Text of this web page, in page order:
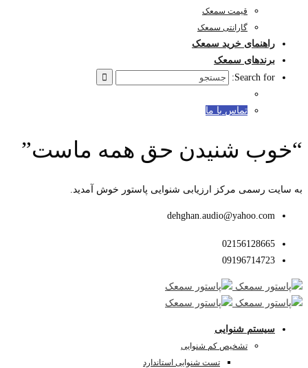
قیمت سمعک
گارانتی سمعک
راهنمای خرید سمعک
برندهای سمعک
Search for:
تماس با ما
“خوب شنیدن حق همه ماست”
به سایت رسمی مرکز ارزیابی شنوایی پاستور خوش آمدید.
dehghan.audio@yahoo.com
02156128665
09196714723
سیستم شنوایی
تشخیص کم شنوایی
تست شنوایی استاندارد